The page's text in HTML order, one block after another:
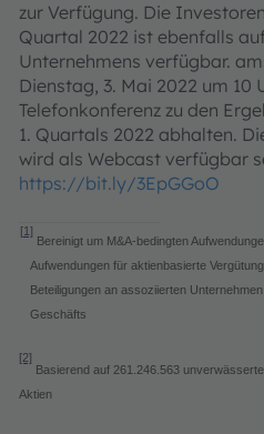
zur Verfügung. Die
Quartal 2022 ist ebenfalls
Unternehmens verfügbar.
Dienstag, 3. Mai 2022 um 10
Telefonkonferenz zu den
1. Quartals 2022 abhalten.
wird als Webcast verfügbar
https://bit.ly/3EpGGoO
[1]
Bereinigt um M&A-bedingten
Aufwendungen für aktienbasierte
Beteiligungen an assoziierten
Geschäfts
[2]
Basierend auf 261.246.563
Aktien